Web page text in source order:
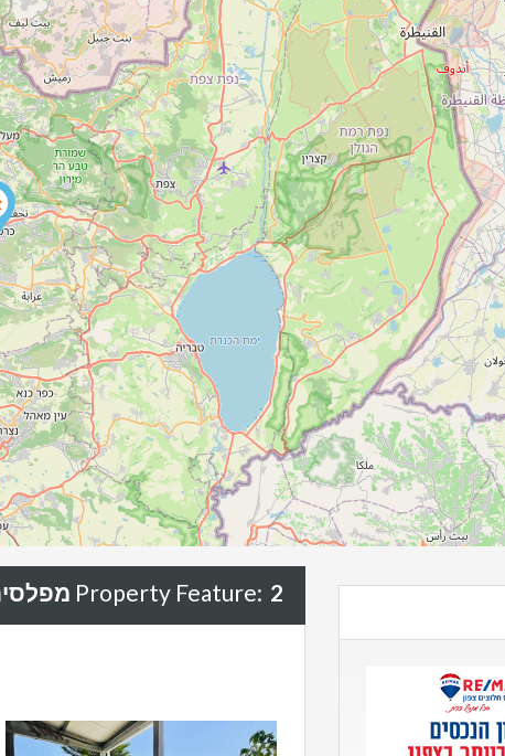
Property Feature: 2 מפלסים